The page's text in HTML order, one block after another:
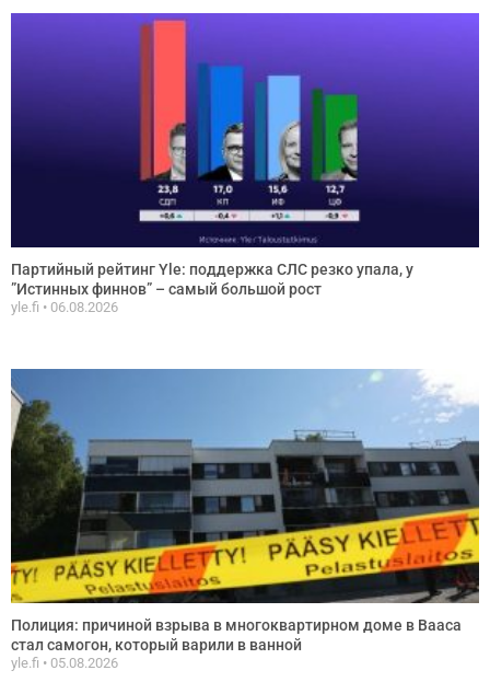
Партийный рейтинг Yle: поддержка СЛС резко упала, у
”Истинных финнов” – самый большой рост
yle.fi 06.08.2026
Полиция: причиной взрыва в многоквартирном доме в Вааса
стал самогон, который варили в ванной
yle.fi 05.08.2026